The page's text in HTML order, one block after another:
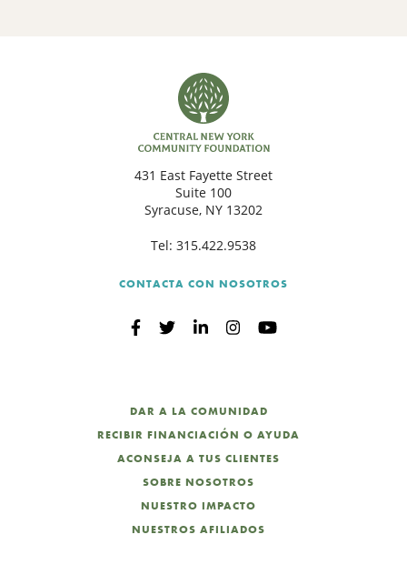
431 East Fayette Street
Suite 100
Syracuse, NY 13202
Tel: 315.422.9538
CONTACTA CON NOSOTROS
DAR A LA COMUNIDAD
RECIBIR FINANCIACIÓN O AYUDA
ACONSEJA A TUS CLIENTES
SOBRE NOSOTROS
NUESTRO IMPACTO
NUESTROS AFILIADOS